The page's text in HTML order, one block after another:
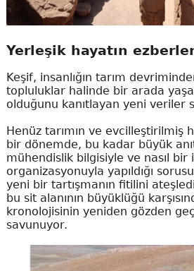
Yerleşik hayatın
Keşif, insanlığın tarım
topluluklar halinde bir arada
olduğunu kanıtlayan yeni veriler
Henüz tarımın ve evcilleştirilmiş
bir dönemde, bu kadar büyük
mühendislik bilgisiyle ve nasıl bir
organizasyonuyla yapıldığı
yeni bir tartışmanın fitilini
bu sit alanının büyüklüğü
kronolojisinin yeniden gözden
savunuyor.